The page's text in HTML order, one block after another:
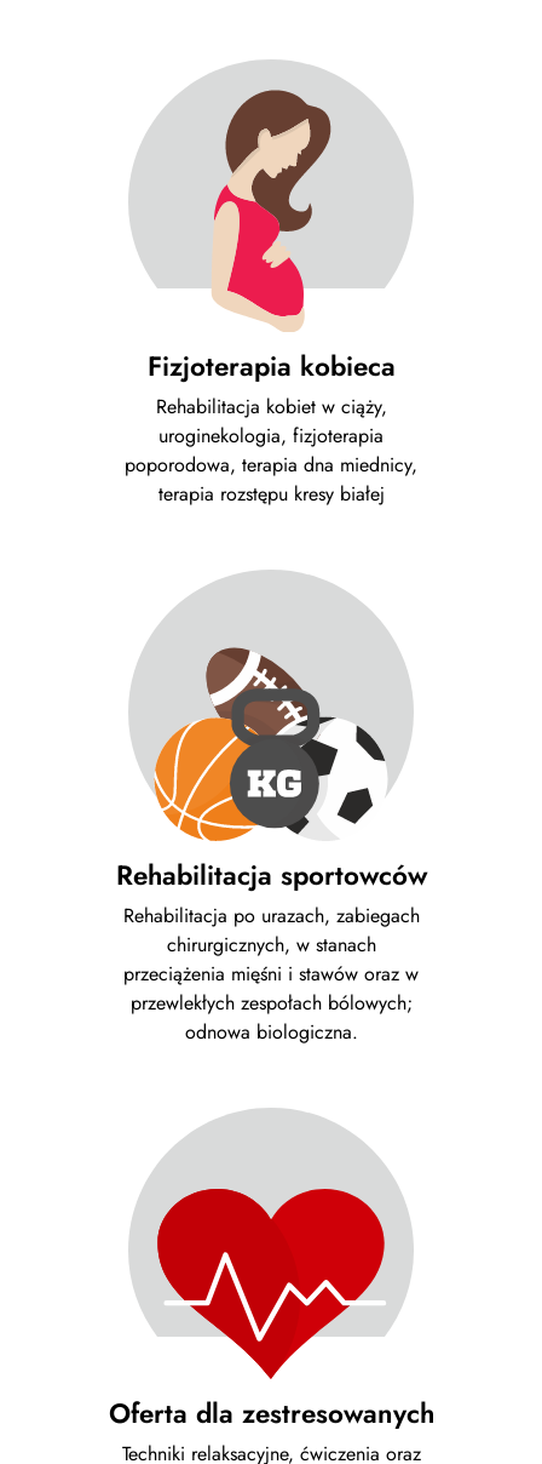
Fizjoterapia kobieca
Rehabilitacja kobiet w ciąży,
uroginekologia, fizjoterapia
poporodowa, terapia dna miednicy,
terapia rozstępu kresy białej
Rehabilitacja sportowców
Rehabilitacja po urazach, zabiegach
chirurgicznych, w stanach
przeciążenia mięśni i stawów oraz w
przewlekłych zespołach bólowych;
odnowa biologiczna.
Oferta dla zestresowanych
Techniki relaksacyjne, ćwiczenia oraz